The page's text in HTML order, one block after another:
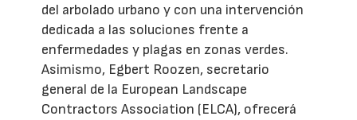
del arbolado urbano y con una intervención
dedicada a las soluciones frente a
enfermedades y plagas en zonas verdes.
Asimismo, Egbert Roozen, secretario
general de la European Landscape
Contractors Association (ELCA), ofrecerá